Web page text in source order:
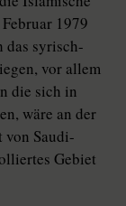
1979
das syrisch-
vor allem
die sich in
wäre an der
Saudi-
Gebiet